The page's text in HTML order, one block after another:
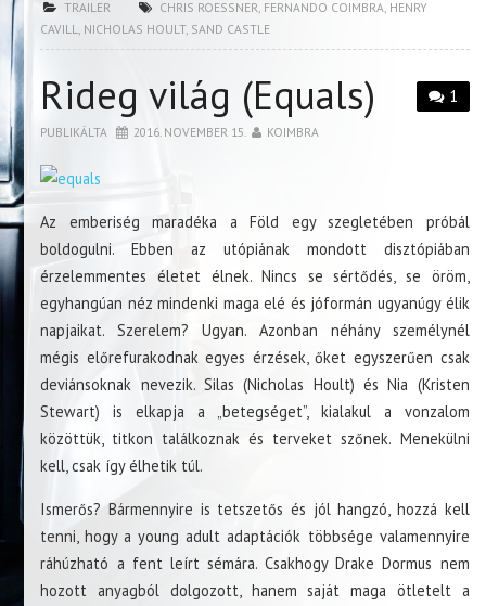
TRAILER CHRIS ROESSNER, FERNANDO COIMBRA, HENRY
CAVILL, NICHOLAS HOULT, SAND CASTLE
1
Rideg világ (Equals)
PUBLIKÁLTA 2016. NOVEMBER 15. KOIMBRA
Az emberiség maradéka a Föld egy szegletében próbál
boldogulni. Ebben az utópiának mondott disztópiában
érzelemmentes életet élnek. Nincs se sértődés, se öröm,
egyhangúan néz mindenki maga elé és jóformán ugyanúgy élik
napjaikat. Szerelem? Ugyan. Azonban néhány személynél
mégis előrefurakodnak egyes érzések, őket egyszerűen csak
deviánsoknak nevezik. Silas (Nicholas Hoult) és Nia (Kristen
Stewart) is elkapja a „betegséget”, kialakul a vonzalom
közöttük, titkon találkoznak és terveket szőnek. Menekülni
kell, csak így élhetik túl.
Ismerős? Bármennyire is tetszetős és jól hangzó, hozzá kell
tenni, hogy a young adult adaptációk többsége valamennyire
ráhúzható a fent leírt sémára. Csakhogy Drake Dormus nem
hozott anyagból dolgozott, hanem saját maga ötletelt a